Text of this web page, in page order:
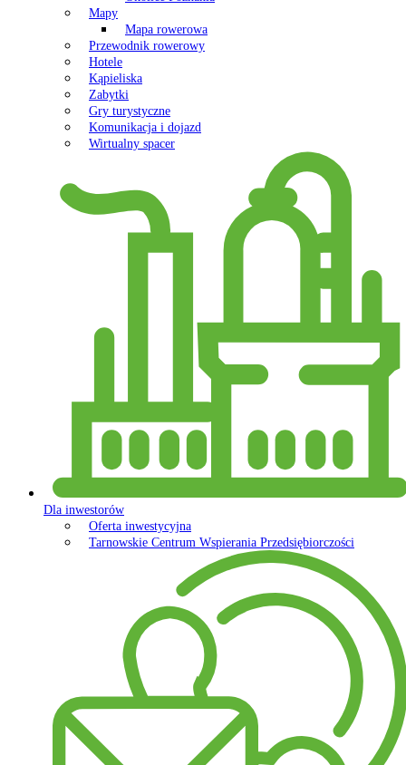
Mapy
Mapa rowerowa
Przewodnik rowerowy
Hotele
Kąpieliska
Zabytki
Gry turystyczne
Komunikacja i dojazd
Wirtualny spacer
Dla inwestorów
Oferta inwestycyjna
Tarnowskie Centrum Wspierania Przedsiębiorczości